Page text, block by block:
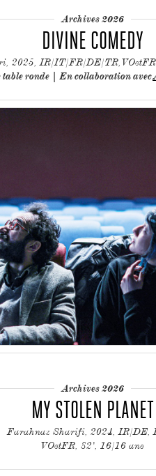
Archives 2026
DIVINE COMEDY
2025, IR/IT/FR/DE/
ronde | En collaboration avec
Archives 2026
MY STOLEN PLANET
Farahnaz Sharifi, 2024, IR/DE,
VOstFR, 82', 16/16 ans